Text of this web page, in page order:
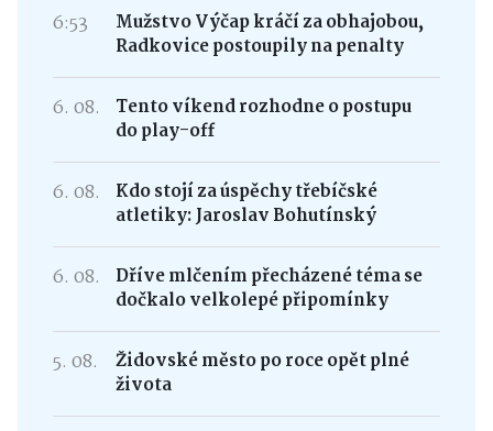
6:53
Mužstvo Výčap kráčí za obhajobou,
Radkovice postoupily na penalty
6. 08.
Tento víkend rozhodne o postupu
do play-off
6. 08.
Kdo stojí za úspěchy třebíčské
atletiky: Jaroslav Bohutínský
6. 08.
Dříve mlčením přecházené téma se
dočkalo velkolepé připomínky
5. 08.
Židovské město po roce opět plné
života